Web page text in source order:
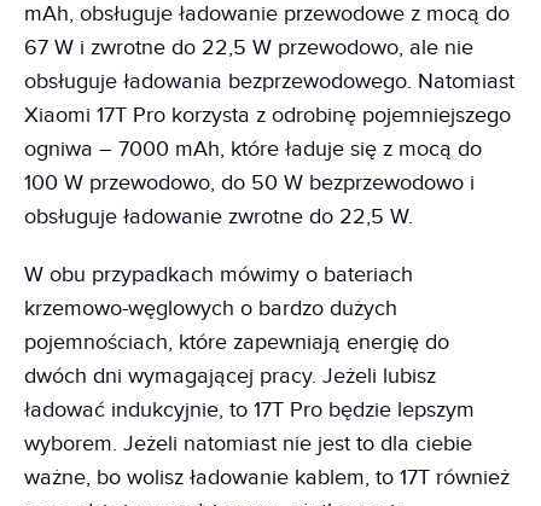
mAh, obsługuje ładowanie przewodowe z mocą do
67 W i zwrotne do 22,5 W przewodowo, ale nie
obsługuje ładowania bezprzewodowego. Natomiast
Xiaomi 17T Pro korzysta z odrobinę pojemniejszego
ogniwa – 7000 mAh, które ładuje się z mocą do
100 W przewodowo, do 50 W bezprzewodowo i
obsługuje ładowanie zwrotne do 22,5 W.
W obu przypadkach mówimy o bateriach
krzemowo-węglowych o bardzo dużych
pojemnościach, które zapewniają energię do
dwóch dni wymagającej pracy. Jeżeli lubisz
ładować indukcyjnie, to 17T Pro będzie lepszym
wyborem. Jeżeli natomiast nie jest to dla ciebie
ważne, bo wolisz ładowanie kablem, to 17T również